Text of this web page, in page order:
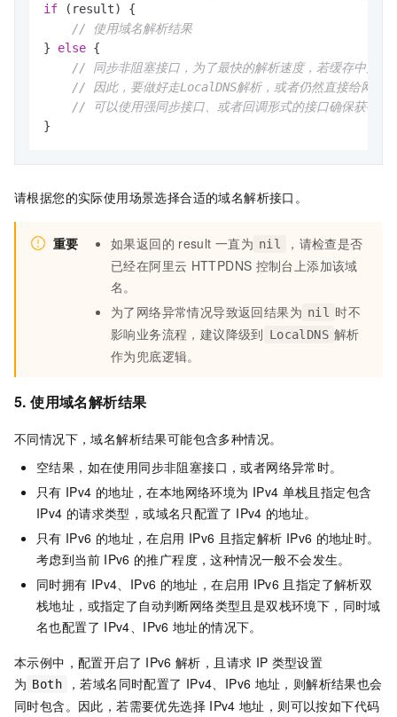
if (result) {
// 使用域名解析结果
} else {
// 同步非阻塞接口，为了最快的解析速度，若缓存中无有
// 因此，要做好走LocalDNS解析，或者仍然直接给网络
// 可以使用强同步接口、或者回调形式的接口确保获得
}
请根据您的实际使用场景选择合适的域名解析接口。
重要 如果返回的 result 一直为 nil
，请检查是否
已经在阿里云 HTTPDNS 控制台上添加该域
名。
为了网络异常情况导致返回结果为 nil
时不
影响业务流程，建议降级到 LocalDNS 解析
作为兜底逻辑。
5. 使用域名解析结果
不同情况下，域名解析结果可能包含多种情况。
空结果，如在使用同步非阻塞接口，或者网络异常时。
只有 IPv4 的地址，在本地网络环境为 IPv4 单栈且指定包含
IPv4 的请求类型，或域名只配置了 IPv4 的地址。
只有 IPv6 的地址，在启用 IPv6 且指定解析 IPv6 的地址时。
考虑到当前 IPv6 的推广程度，这种情况一般不会发生。
同时拥有 IPv4、IPv6 的地址，在启用 IPv6 且指定了解析双
栈地址，或指定了自动判断网络类型且是双栈环境下，同时域
名也配置了 IPv4、IPv6 地址的情况下。
本示例中，配置开启了 IPv6 解析，且请求 IP 类型设置
为 Both ，若域名同时配置了 IPv4、IPv6 地址，则解析结果也会
同时包含。因此，若需要优先选择 IPv4 地址，则可以按如下代码